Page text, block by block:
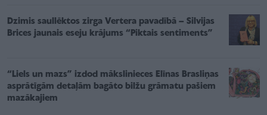
Dzimis saullēktos zirga Vertera pavadībā – Silvijas
Brices jaunais eseju krājums “Piktais sentiments”
“Liels un mazs” izdod mākslinieces Elīnas Brasliņas
asprātīgām detaļām bagāto bilžu grāmatu pašiem
mazākajiem